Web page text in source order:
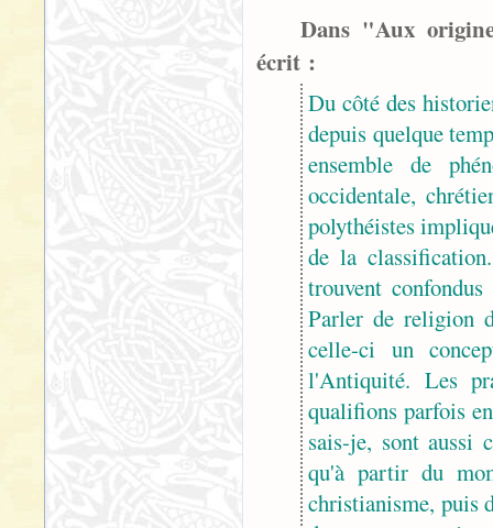
Dans "Aux
écrit :
Du côté des
depuis quelque
ensemble de
occidentale,
polythéistes
de la
trouvent
Parler de religion
celle-ci un
l'Antiquité. Les
qualifions parfois
sais-je, sont aussi
qu'à partir du
christianisme, puis